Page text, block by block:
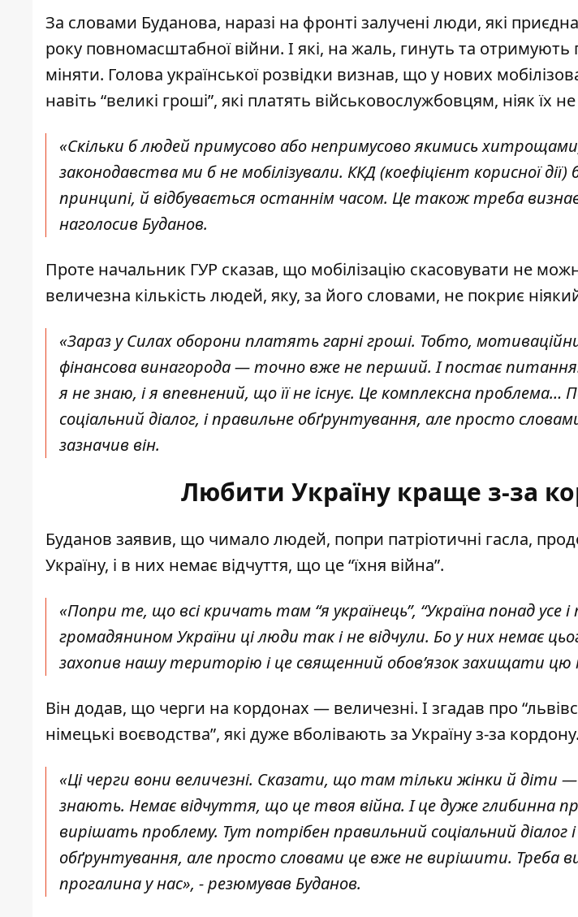
За словами Буданова, наразі на фронті залучені люди, які
року повномасштабної війни. І які, на жаль, гинуть та отримують
міняти. Голова української розвідки визнав, що у нових
навіть “великі гроші”, які платять військовослужбовцям, ніяк їх
«Скільки б людей примусово або непримусово якимись
законодавства ми б не мобілізували. ККД (коефіцієнт корисної
принципі, й відбувається останнім часом. Це також треба
наголосив Буданов.
Проте начальник ГУР сказав, що мобілізацію скасовувати не
величезна кількість людей, яку, за його словами, не покриє
«Зараз у Силах оборони платять гарні гроші. Тобто,
фінансова винагорода — точно вже не перший. І постає питання:
я не знаю, і я впевнений, що її не існує. Це комплексна проблема…
соціальний діалог, і правильне обґрунтування, але просто
зазначив він.
Любити Україну краще з-за
Буданов заявив, що чимало людей, попри патріотичні гасла,
Україну, і в них немає відчуття, що це “їхня війна”.
«Попри те, що всі кричать там “я українець”, “Україна понад усе і
громадянином України ці люди так і не відчули. Бо у них немає
захопив нашу територію і це священний обов’язок захищати цю
Він додав, що черги на кордонах — величезні. І згадав про
німецькі воєводства”, які дуже вболівають за Україну з-за кордону.
«Ці черги вони величезні. Сказати, що там тільки жінки й діти —
знають. Немає відчуття, що це твоя війна. І це дуже глибинна
вирішать проблему. Тут потрібен правильний соціальний діалог
обґрунтування, але просто словами це вже не вирішити. Треба
прогалина у нас», - резюмував Буданов.